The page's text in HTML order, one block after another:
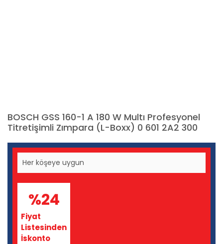
BOSCH GSS 160-1 A 180 W Multı Profesyonel
Titretişimli Zımpara (L-Boxx) 0 601 2A2 300
Her köşeye uygun
%24
Fiyat
Listesinden
İskonto